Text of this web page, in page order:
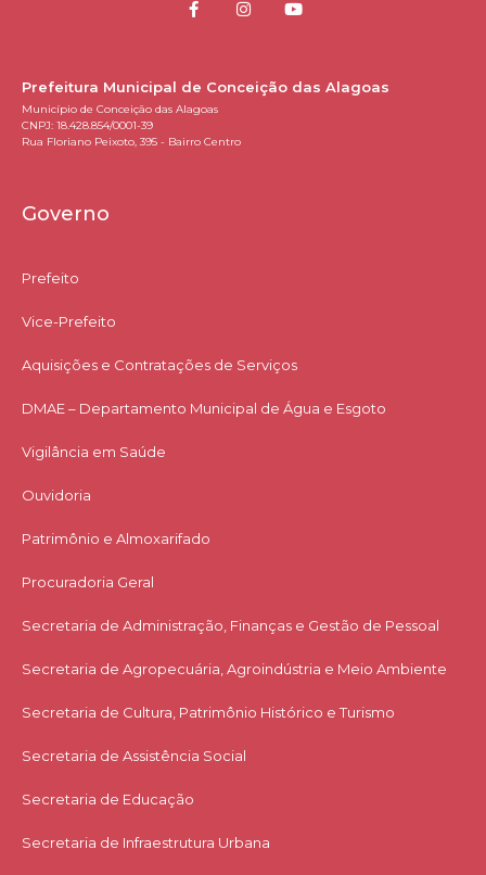
Prefeitura Municipal de Conceição das Alagoas
Município de Conceição das Alagoas
CNPJ: 18.428.854/0001-39
Rua Floriano Peixoto, 395 - Bairro Centro
Governo
Prefeito
Vice-Prefeito
Aquisições e Contratações de Serviços​
DMAE – Departamento Municipal de Água e Esgoto
Vigilância em Saúde
Ouvidoria
Patrimônio e Almoxarifado
Procuradoria Geral
Secretaria de Administração, Finanças e Gestão de Pessoal
Secretaria de Agropecuária, Agroindústria e Meio Ambiente
Secretaria de Cultura, Patrimônio Histórico e Turismo
Secretaria de Assistência Social
Secretaria de Educação
Secretaria de Infraestrutura Urbana